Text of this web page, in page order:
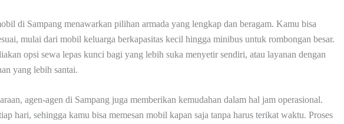
di Sampang menawarkan pilihan armada yang lengkap dan beragam. Kamu bisa
mulai dari mobil keluarga berkapasitas kecil hingga minibus untuk rombongan besar.
opsi sewa lepas kunci bagi yang lebih suka menyetir sendiri, atau layanan dengan
yang lebih santai.
agen-agen di Sampang juga memberikan kemudahan dalam hal jam operasional.
hari, sehingga kamu bisa memesan mobil kapan saja tanpa harus terikat waktu. Proses